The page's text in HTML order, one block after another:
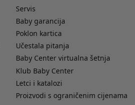
Servis
Baby garancija
Poklon kartica
Učestala pitanja
Baby Center virtualna šetnja
Klub Baby Center
Letci i katalozi
Proizvodi s ograničenim cijenama